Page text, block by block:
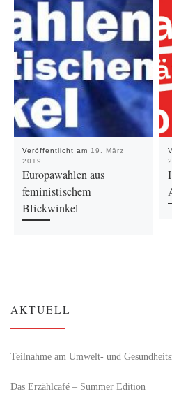
Veröffentlicht am 19. März
2019
Europawahlen aus
feministischem
Blickwinkel
AKTUELL
Teilnahme am Umwelt- und
Das Erzählcafé – Summer Edition